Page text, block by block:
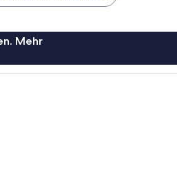
Mehr